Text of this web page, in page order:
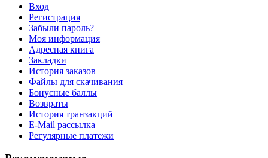
Вход
Регистрация
Забыли пароль?
Моя информация
Адресная книга
Закладки
История заказов
Файлы для скачивания
Бонусные баллы
Возвраты
История транзакций
E-Mail рассылка
Регулярные платежи